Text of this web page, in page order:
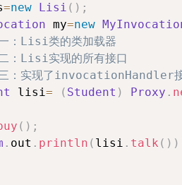
=new Lisi ( ) ;
my=new
：Lisi类的类加载器
：Lisi实现的所有接口
：实现了invocationHandler接
lisi= ( Student ) Proxy .
( ) ;
. out . println ( lisi . talk ( ) )